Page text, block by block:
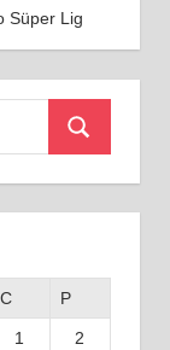
Süper Lig
Ara
C P
1 2